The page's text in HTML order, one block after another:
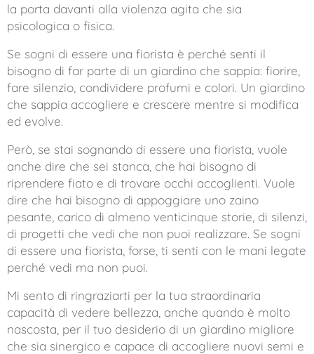
la porta davanti alla violenza agita che sia
psicologica o fisica.
Se sogni di essere una fiorista è perché senti il
bisogno di far parte di un giardino che sappia: fiorire,
fare silenzio, condividere profumi e colori. Un giardino
che sappia accogliere e crescere mentre si modifica
ed evolve.
Però, se stai sognando di essere una fiorista, vuole
anche dire che sei stanca, che hai bisogno di
riprendere fiato e di trovare occhi accoglienti. Vuole
dire che hai bisogno di appoggiare uno zaino
pesante, carico di almeno venticinque storie, di silenzi,
di progetti che vedi che non puoi realizzare. Se sogni
di essere una fiorista, forse, ti senti con le mani legate
perché vedi ma non puoi.
Mi sento di ringraziarti per la tua straordinaria
capacità di vedere bellezza, anche quando è molto
nascosta, per il tuo desiderio di un giardino migliore
che sia sinergico e capace di accogliere nuovi semi e